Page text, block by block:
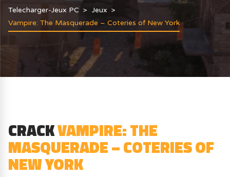
Telecharger-Jeux PC
Jeux
Vampire: The Masquerade – Coteries of New York
CRACKVAMPIRE: THE
MASQUERADE – COTERIES OF
NEW YORK